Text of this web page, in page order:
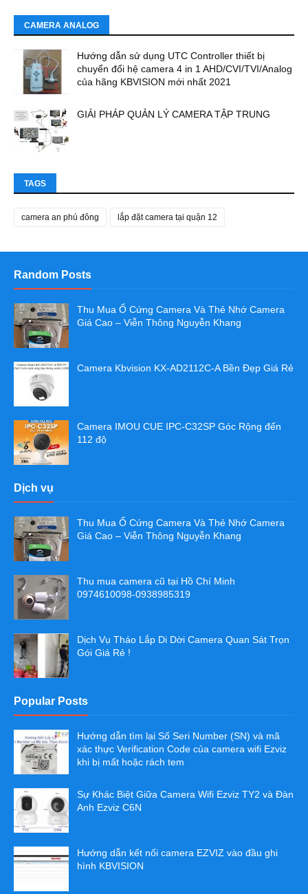
CAMERA ANALOG
Hướng dẫn sử dụng UTC Controller thiết bị
chuyển đổi hệ camera 4 in 1 AHD/CVI/TVI/Analog
của hãng KBVISION mới nhất 2021
GIẢI PHÁP QUẢN LÝ CAMERA TẬP TRUNG
TAGS
camera an phú đông lắp đặt camera tại quận 12
Random Posts
Thu Mua Ổ Cứng Camera Và Thẻ Nhớ Camera
Giá Cao – Viễn Thông Nguyễn Khang
Camera Kbvision KX-AD2112C-A Bền Đẹp Giá Rẻ
Camera IMOU CUE IPC-C32SP Góc Rộng đến
112 độ
Dịch vụ
Thu Mua Ổ Cứng Camera Và Thẻ Nhớ Camera
Giá Cao – Viễn Thông Nguyễn Khang
Thu mua camera cũ tại Hồ Chí Minh
0974610098-0938985319
Dịch Vụ Tháo Lắp Di Dời Camera Quan Sát Trọn
Gói Giá Rẻ !
Popular Posts
Hướng dẫn tìm lại Số Seri Number (SN) và mã
xác thực Verification Code của camera wifi Ezviz
khi bị mất hoặc rách tem
Sự Khác Biệt Giữa Camera Wifi Ezviz TY2 và Đàn
Anh Ezviz C6N
Hướng dẫn kết nối camera EZVIZ vào đầu ghi
hình KBVISION